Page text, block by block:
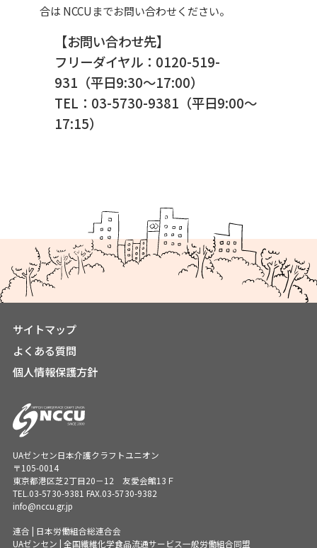
合は NCCUまでお問い合わせください。
【お問い合わせ先】
フリーダイヤル：0120-519-
931（平日9:30〜17:00）
TEL：03-5730-9381（平日9:00〜
17:15）
サイトマップ
よくある質問
個人情報保護方針
UAゼンセン日本介護クラフトユニオン
〒105-0014
東京都港区芝2丁目20－12 友愛会館13Ｆ
TEL.03-5730-9381 FAX.03-5730-9382
info@nccu.gr.jp
連合 | 日本労働組合総連合会
UAゼンセン | 全国繊維化学食品流通サービス一般労働組合同盟